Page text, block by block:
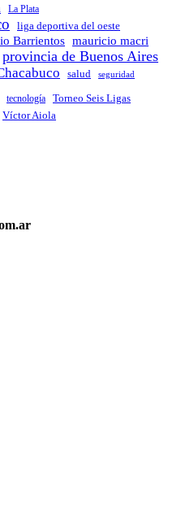
La Plata
liga deportiva del oeste
Barrientos mauricio macri
provincia de Buenos Aires
salud seguridad
tecnología Torneo Seis Ligas
Víctor Aiola